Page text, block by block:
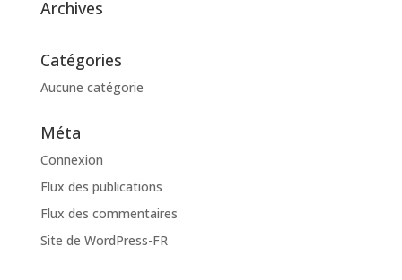
Archives
Catégories
Aucune catégorie
Méta
Connexion
Flux des publications
Flux des commentaires
Site de WordPress-FR